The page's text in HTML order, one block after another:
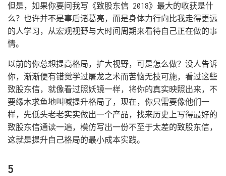
但是，如果你要问我写《致股东信 2018》最大的收获是什
么？也许并不是事后诸葛亮，而是身体力行向比我走得更远
的人学习，从宏观视野与大时间周期来看待自己正在做的事
情。
以前的你总想提高格局，扩大视野，可是怎么做？没人告诉
你，渐渐便有错觉学过屠龙之术而苦恼无技可施，看过这些
致股东信，就像看过照妖镜一样，将你的真实映照出来，不
要缘木求鱼地叫喊提升格局了，现在，你只需要像他们一
样，先低头老老实实做出一个产品，找来历史上写得最好的
致股东信通读一遍，模仿写出一份不至于太差的致股东信，
这就是提升自己格局的最小成本实践。
5